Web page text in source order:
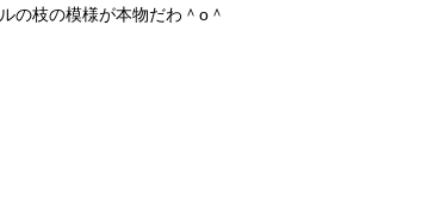
の枝の模様が本物だわ＾o＾